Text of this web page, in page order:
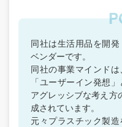
同社は生活用品を開
ベンダーです。
同社の事業マインド
「ユーザーイン発想
アグレッシブな考え方
成されています。
元々プラスチック製